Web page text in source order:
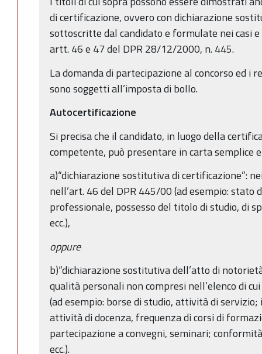
di certificazione, ovvero con dichiarazione
sottoscritte dal candidato e formulate nei casi
artt. 46 e 47 del DPR 28/12/2000, n. 445.
La domanda di partecipazione al concorso ed i
sono soggetti all’imposta di bollo.
Autocertificazione
Si precisa che il candidato, in luogo della
competente, può presentare in carta semplice
a)“dichiarazione sostitutiva di certificazione”:
nell’art. 46 del DPR 445/00 (ad esempio: stato
professionale, possesso del titolo di studio, di
ecc.),
oppure
b)“dichiarazione sostitutiva dell’atto di
qualità personali non compresi nell’elenco di
(ad esempio: borse di studio, attività di
attività di docenza, frequenza di corsi di
partecipazione a convegni, seminari;
ecc.).